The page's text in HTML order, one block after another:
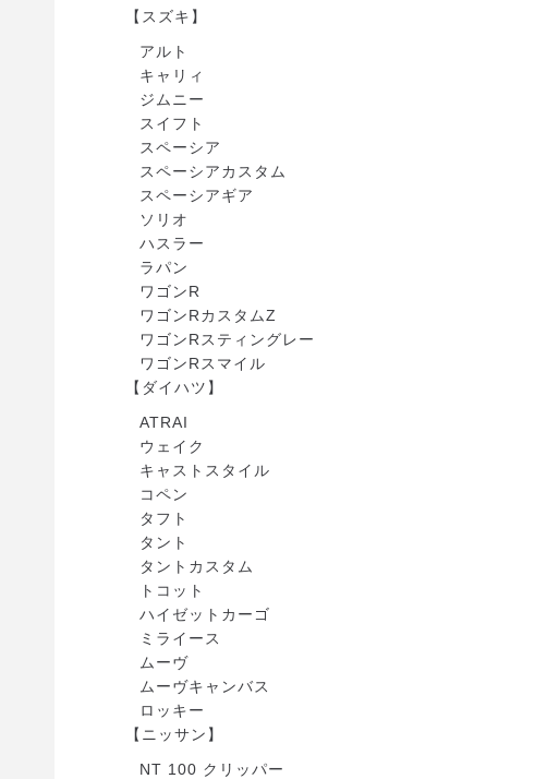
【スズキ】
アルト
キャリィ
ジムニー
スイフト
スペーシア
スペーシアカスタム
スペーシアギア
ソリオ
ハスラー
ラパン
ワゴンR
ワゴンRカスタムZ
ワゴンRスティングレー
ワゴンRスマイル
【ダイハツ】
ATRAI
ウェイク
キャストスタイル
コペン
タフト
タント
タントカスタム
トコット
ハイゼットカーゴ
ミライース
ムーヴ
ムーヴキャンバス
ロッキー
【ニッサン】
NT 100 クリッパー